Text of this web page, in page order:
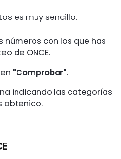
es muy sencillo:
números con los que has
de ONCE.
"Comprobar".
indicando las categorías
obtenido.